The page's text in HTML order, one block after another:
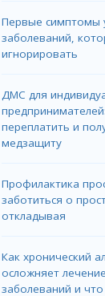
Первые симптомы
заболеваний,
игнорировать
ДМС для
переплатить и
медзащиту
Профилактика
заботиться о
откладывая
Как хронический
осложняет
заболеваний и